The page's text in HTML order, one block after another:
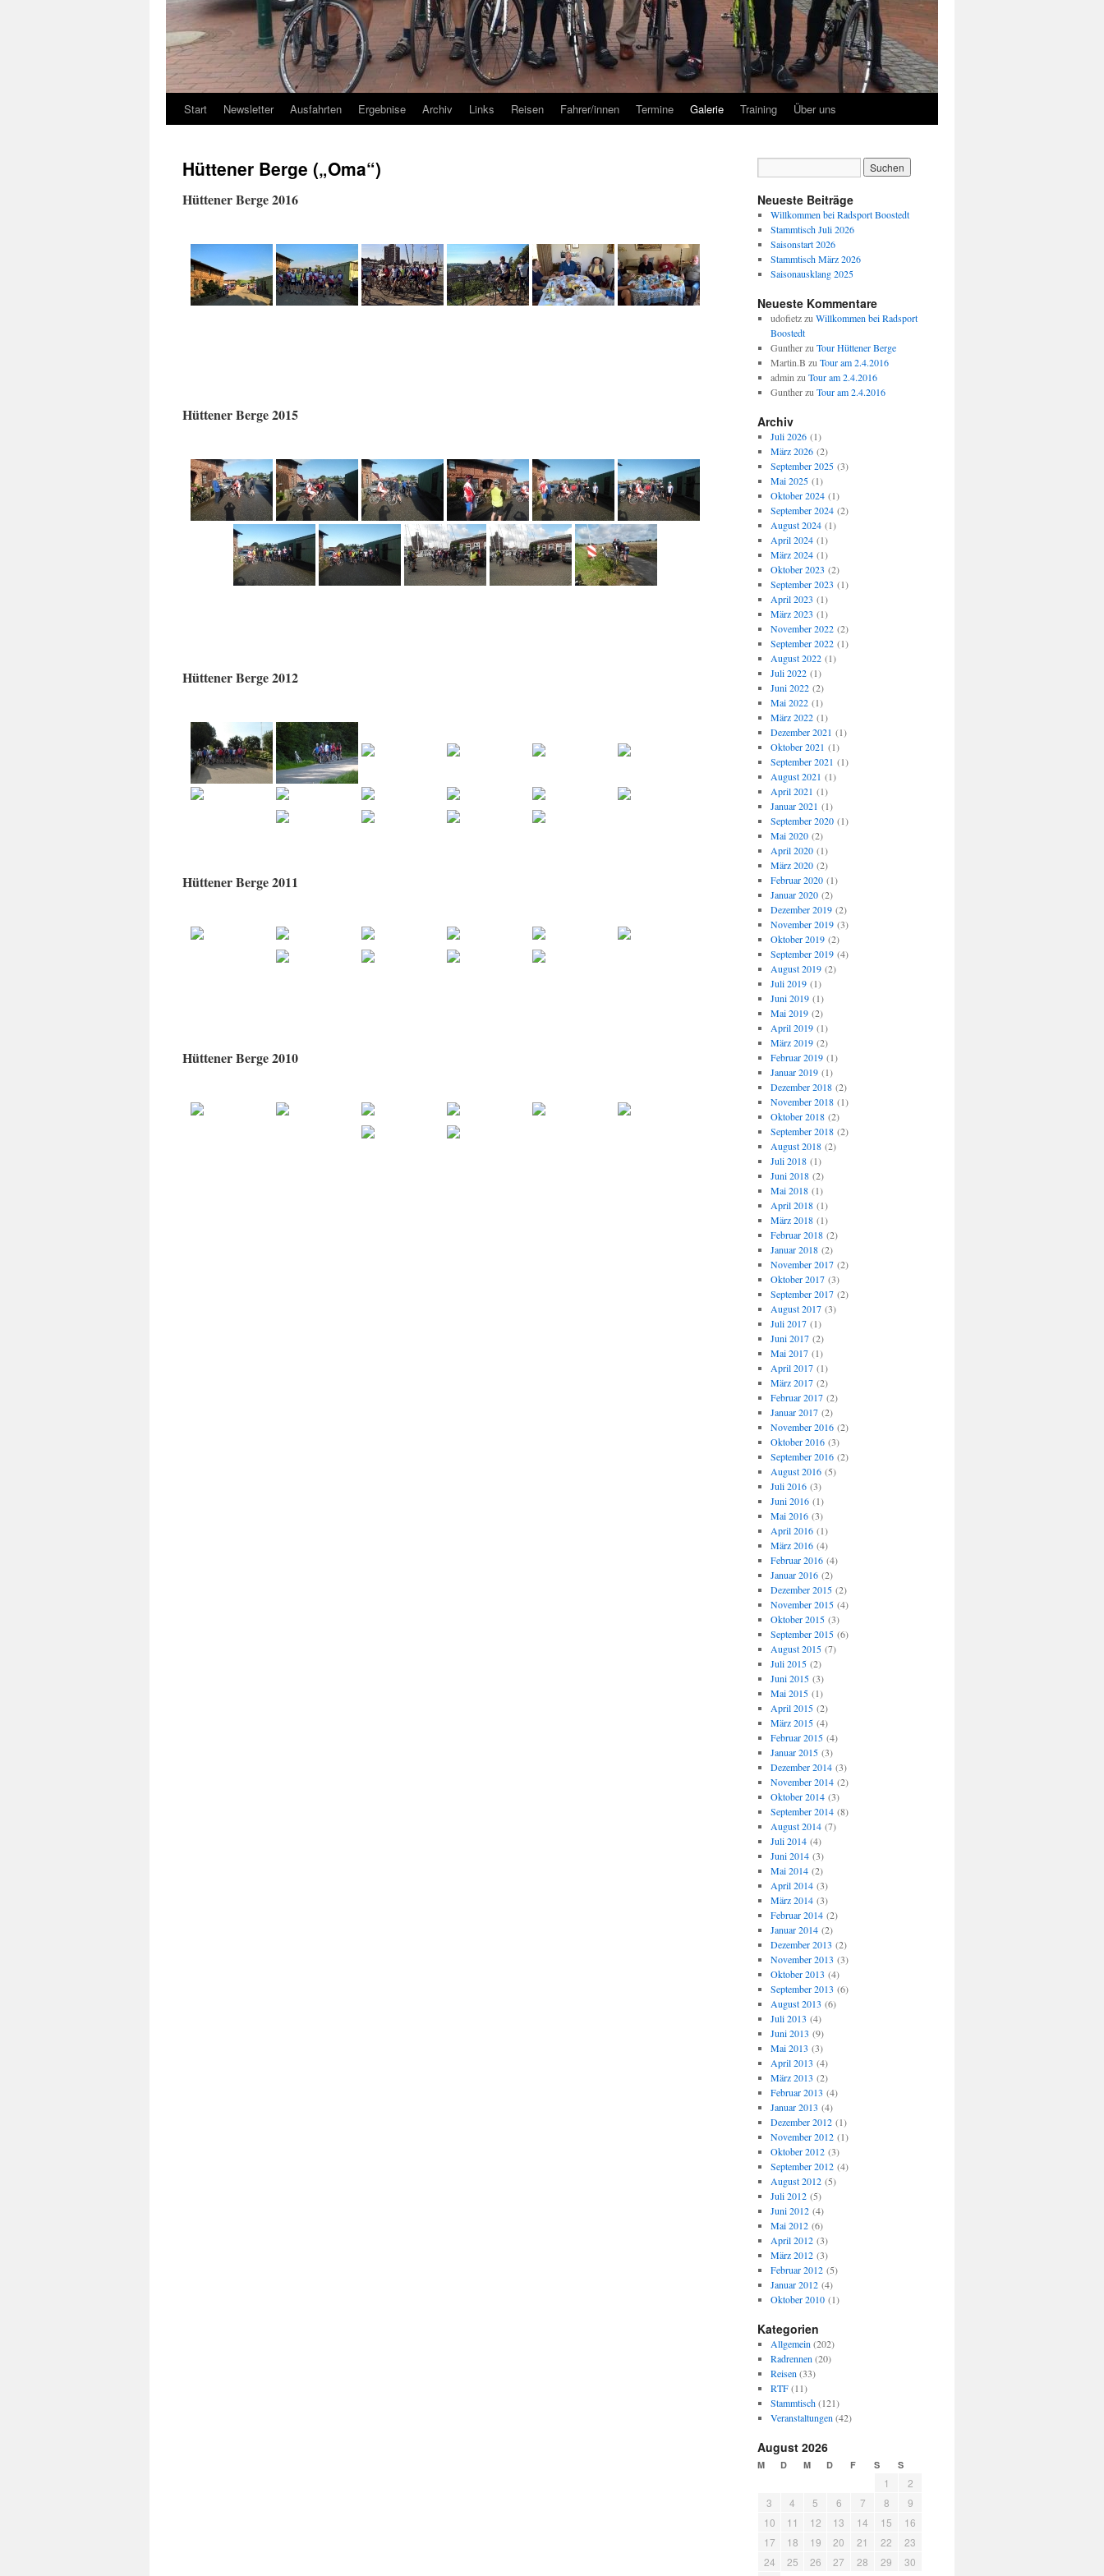
Start Newsletter Ausfahrten Ergebnise Archiv Links Reisen Fahrer/innen Termine Galerie Training Über uns
Hüttener Berge („Oma“)
Hüttener Berge 2016
Hüttener Berge 2015
Hüttener Berge 2012
Hüttener Berge 2011
Hüttener Berge 2010
Neueste Beiträge
Willkommen bei Radsport Boostedt
Stammtisch Juli 2026
Saisonstart 2026
Stammtisch März 2026
Saisonausklang 2025
Neueste Kommentare
udofietzzu Willkommen bei Radsport
Boostedt
Guntherzu Tour Hüttener Berge
Martin.B zu Tour am 2.4.2016
admin zu Tour am 2.4.2016
Guntherzu Tour am 2.4.2016
Archiv
Juli 2026(1)
März 2026(2)
September 2025(3)
Mai 2025(1)
Oktober 2024(1)
September 2024(2)
August 2024(1)
April 2024(1)
März 2024(1)
Oktober 2023 (2)
September 2023 (1)
April 2023 (1)
März 2023 (1)
November 2022(2)
September 2022(1)
August 2022(1)
Juli 2022(1)
Juni 2022(2)
Mai 2022(1)
März 2022(1)
Dezember 2021 (1)
Oktober 2021 (1)
September 2021 (1)
August 2021 (1)
April 2021 (1)
Januar 2021 (1)
September 2020(1)
Mai 2020(2)
April 2020(1)
März 2020(2)
Februar 2020(1)
Januar 2020(2)
Dezember 2019(2)
November 2019(3)
Oktober 2019(2)
September 2019(4)
August 2019(2)
Juli 2019(1)
Juni 2019(1)
Mai 2019(2)
April 2019(1)
März 2019(2)
Februar 2019(1)
Januar 2019(1)
Dezember 2018(2)
November 2018(1)
Oktober 2018(2)
September 2018(2)
August 2018(2)
Juli 2018(1)
Juni 2018(2)
Mai 2018(1)
April 2018(1)
März 2018(1)
Februar 2018(2)
Januar 2018(2)
November 2017(2)
Oktober 2017(3)
September 2017(2)
August 2017(3)
Juli 2017(1)
Juni 2017(2)
Mai 2017(1)
April 2017(1)
März 2017(2)
Februar 2017(2)
Januar 2017(2)
November 2016(2)
Oktober 2016(3)
September 2016(2)
August 2016(5)
Juli 2016(3)
Juni 2016(1)
Mai 2016(3)
April 2016(1)
März 2016(4)
Februar 2016(4)
Januar 2016(2)
Dezember 2015(2)
November 2015(4)
Oktober 2015(3)
September 2015(6)
August 2015(7)
Juli 2015(2)
Juni 2015(3)
Mai 2015(1)
April 2015(2)
März 2015(4)
Februar 2015(4)
Januar 2015(3)
Dezember 2014(3)
November 2014(2)
Oktober 2014(3)
September 2014(8)
August 2014(7)
Juli 2014(4)
Juni 2014(3)
Mai 2014(2)
April 2014(3)
März 2014(3)
Februar 2014(2)
Januar 2014(2)
Dezember 2013 (2)
November 2013 (3)
Oktober 2013 (4)
September 2013 (6)
August 2013 (6)
Juli 2013 (4)
Juni 2013 (9)
Mai 2013 (3)
April 2013 (4)
März 2013 (2)
Februar 2013 (4)
Januar 2013 (4)
Dezember 2012(1)
November 2012(1)
Oktober 2012(3)
September 2012(4)
August 2012(5)
Juli 2012(5)
Juni 2012(4)
Mai 2012(6)
April 2012(3)
März 2012(3)
Februar 2012(5)
Januar 2012(4)
Oktober 2010(1)
Kategorien
Allgemein (202)
Radrennen (20)
Reisen (33)
RTF(11)
Stammtisch(121)
Veranstaltungen (42)
August 2026
M D M D F S S
1
2
3
4 5 6 7 8
9
10
11 12 13 14 15
16
17
18 19 20 21 22
23
24
25 26 27 28 29
30